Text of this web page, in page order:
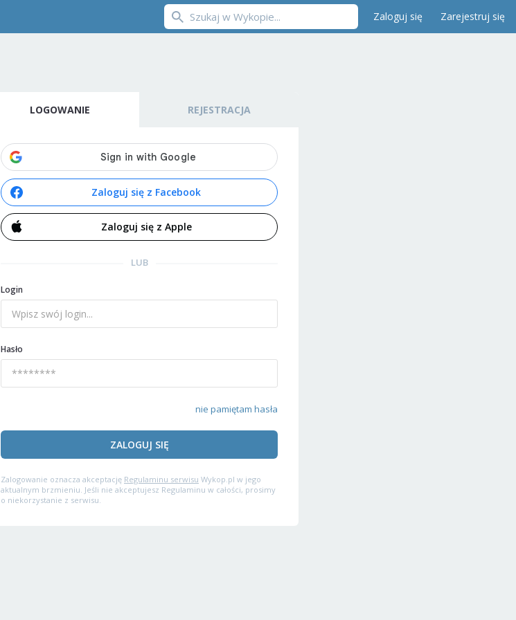
Zaloguj się Zarejestruj się
LOGOWANIE REJESTRACJA
Zaloguj się z Facebook
Zaloguj się z Apple
LUB
Login
Hasło
nie pamiętam hasła
ZALOGUJ SIĘ
Zalogowanie oznacza akceptację Regulaminu serwisu Wykop.pl w jego
aktualnym brzmieniu. Jeśli nie akceptujesz Regulaminu w całości, prosimy
o niekorzystanie z serwisu.